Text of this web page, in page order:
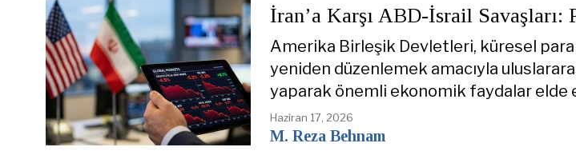
İran’a Karşı ABD-İsrail Savaşları:
Amerika Birleşik Devletleri, küresel para
yeniden düzenlemek amacıyla
yaparak önemli ekonomik faydalar elde
Haziran 17, 2026
M. Reza Behnam